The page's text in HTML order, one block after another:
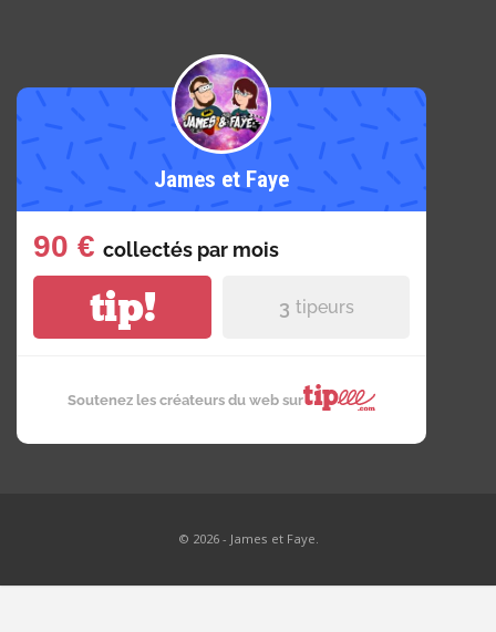
James et Faye
90 € collectés par mois
tip! 3 tipeurs
Soutenez les créateurs du web sur
© 2026 - James et Faye.